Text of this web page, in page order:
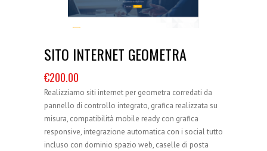
SITO INTERNET GEOMETRA
€200.00
Realizziamo siti internet per geometra corredati da
pannello di controllo integrato, grafica realizzata su
misura, compatibilità mobile ready con grafica
responsive, integrazione automatica con i social tutto
incluso con dominio spazio web, caselle di posta